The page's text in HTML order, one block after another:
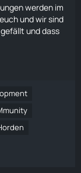
werden im
und wir sind
und dass